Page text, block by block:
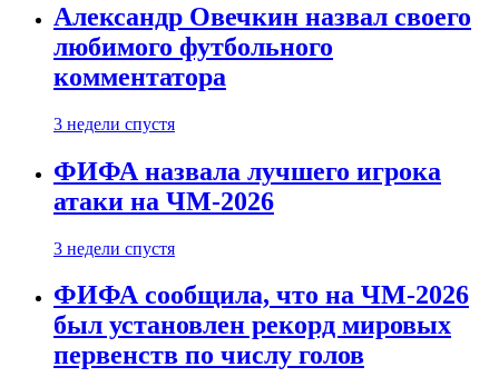
Александр Овечкин назвал своего
любимого футбольного
комментатора
3 недели спустя
ФИФА назвала лучшего игрока
атаки на ЧМ-2026
3 недели спустя
ФИФА сообщила, что на ЧМ-2026
был установлен рекорд мировых
первенств по числу голов